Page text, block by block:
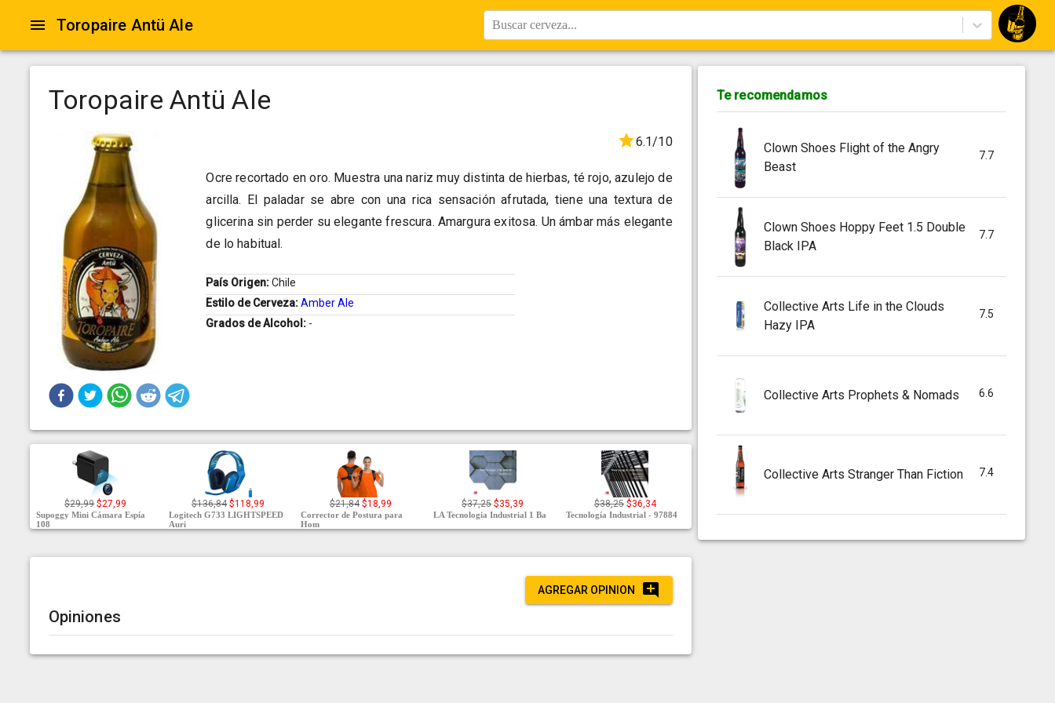
Toropaire Antü Ale Buscar cerveza...
Toropaire Antü Ale
6.1/10
Ocre recortado en oro. Muestra una nariz muy distinta de hierbas, té rojo, azulejo de
arcilla. El paladar se abre con una rica sensación afrutada, tiene una textura de
glicerina sin perder su elegante frescura. Amargura exitosa. Un ámbar más elegante
de lo habitual.
País Origen:Chile
Estilo de Cerveza:Amber Ale
Grados de Alcohol: -
$29,99 $27,99
Supoggy Mini Cámara Espía
108
$136,84 $118,99
Logitech G733 LIGHTSPEED
Auri
$21,84 $18,99
Corrector de Postura para
Hom
$37,25 $35,39
LA Tecnologia Industrial 1 Ba
$38,25 $36,34
Tecnología Industrial - 97884
AGREGAR OPINION
Opiniones
Te recomendamos
Clown Shoes Flight of the Angry
Beast
7.7
Clown Shoes Hoppy Feet 1.5 Double
Black IPA
7.7
Collective Arts Life in the Clouds
Hazy IPA
7.5
Collective Arts Prophets & Nomads 6.6
Collective Arts Stranger Than Fiction 7.4